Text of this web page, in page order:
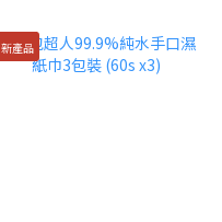
新產品